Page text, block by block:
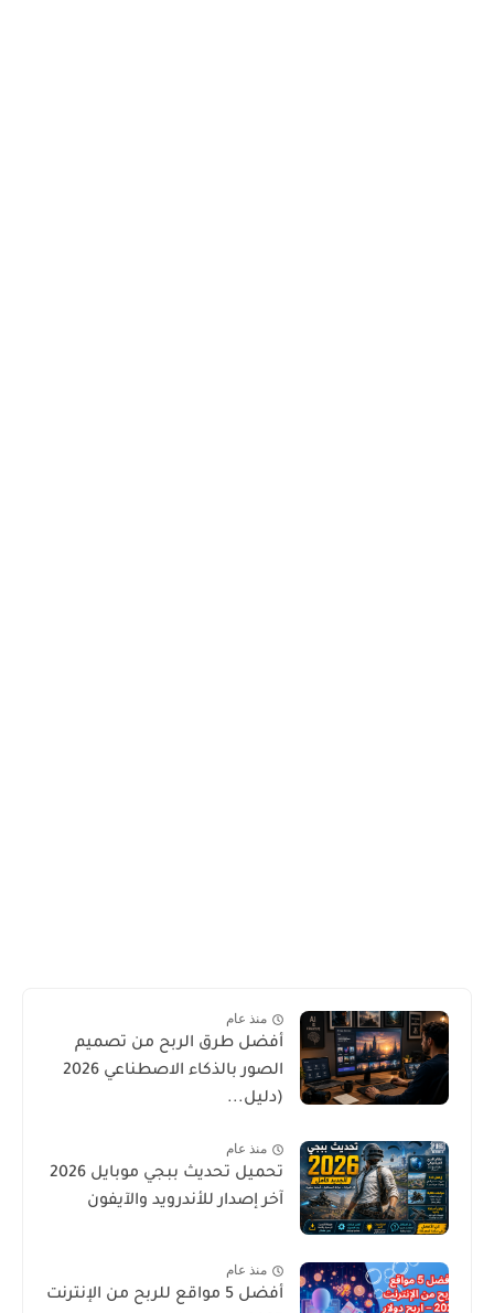
منذ عام
أفضل طرق الربح من تصميم
الصور بالذكاء الاصطناعي 2026
(دليل...
منذ عام
تحميل تحديث ببجي موبايل 2026
آخر إصدار للأندرويد والآيفون
منذ عام
أفضل 5 مواقع للربح من الإنترنت